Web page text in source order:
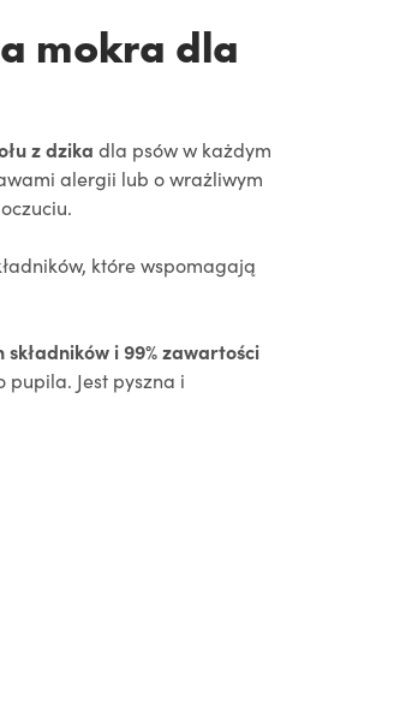
mokra dla
z dzika dla psów w każdym
alergii lub o wrażliwym
które wspomagają
składników i 99% zawartości
Jest pyszna i